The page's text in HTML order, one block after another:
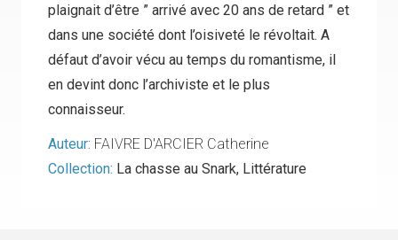
plaignait d’être ” arrivé avec 20 ans de retard ” et
dans une société dont l’oisiveté le révoltait. A
défaut d’avoir vécu au temps du romantisme, il
en devint donc l’archiviste et le plus
connaisseur.
Auteur: FAIVRE D'ARCIER Catherine
Collection: La chasse au Snark, Littérature